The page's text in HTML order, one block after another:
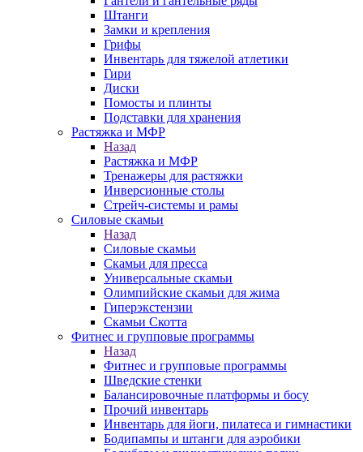
Штанги
Замки и крепления
Грифы
Инвентарь для тяжелой атлетики
Гири
Диски
Помосты и плинты
Подставки для хранения
Растяжка и МФР
Назад
Растяжка и МФР
Тренажеры для растяжки
Инверсионные столы
Стрейч-системы и рамы
Силовые скамьи
Назад
Силовые скамьи
Скамьи для пресса
Универсальные скамьи
Олимпийские скамьи для жима
Гиперэкстензии
Скамьи Скотта
Фитнес и групповые программы
Назад
Фитнес и групповые программы
Шведские стенки
Балансировочные платформы и босу
Прочий инвентарь
Инвентарь для йоги, пилатеса и гимнастики
Бодипампы и штанги для аэробики